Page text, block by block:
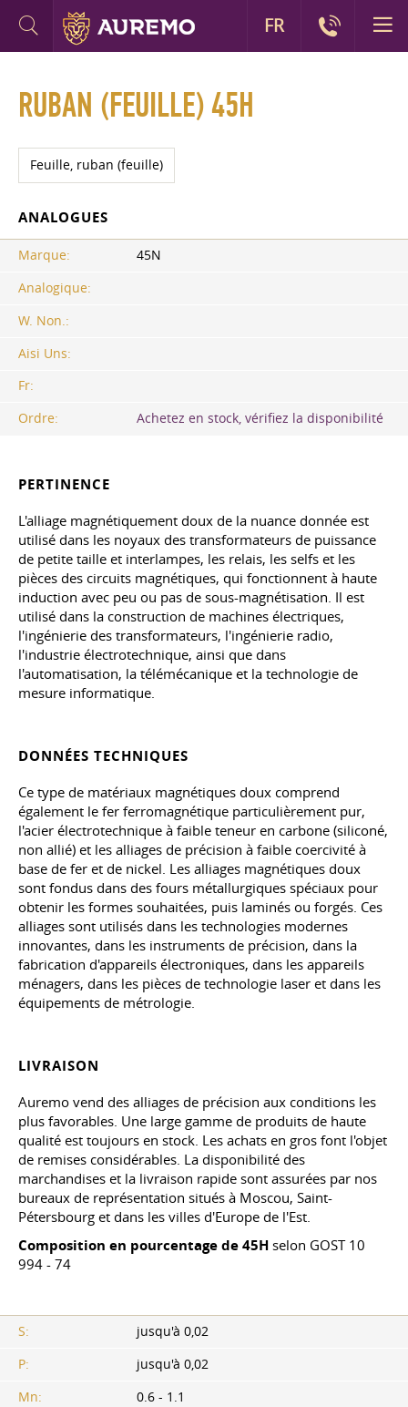
RUBAN (FEUILLE) 45H
Feuille, ruban (feuille)
ANALOGUES
Marque:
45N
Analogique:
W. Non.:
Aisi Uns:
Fr:
Ordre:
Achetez en stock, vérifiez la disponibilité
PERTINENCE
L'alliage magnétiquement doux de la nuance donnée est
utilisé dans les noyaux des transformateurs de puissance
de petite taille et interlampes, les relais, les selfs et les
pièces des circuits magnétiques, qui fonctionnent à haute
induction avec peu ou pas de sous-magnétisation. Il est
utilisé dans la construction de machines électriques,
l'ingénierie des transformateurs, l'ingénierie radio,
l'industrie électrotechnique, ainsi que dans
l'automatisation, la télémécanique et la technologie de
mesure informatique.
DONNÉES TECHNIQUES
Ce type de matériaux magnétiques doux comprend
également le fer ferromagnétique particulièrement pur,
l'acier électrotechnique à faible teneur en carbone (siliconé,
non allié) et les alliages de précision à faible coercivité à
base de fer et de nickel. Les alliages magnétiques doux
sont fondus dans des fours métallurgiques spéciaux pour
obtenir les formes souhaitées, puis laminés ou forgés. Ces
alliages sont utilisés dans les technologies modernes
innovantes, dans les instruments de précision, dans la
fabrication d'appareils électroniques, dans les appareils
ménagers, dans les pièces de technologie laser et dans les
équipements de métrologie.
LIVRAISON
Auremo vend des alliages de précision aux conditions les
plus favorables. Une large gamme de produits de haute
qualité est toujours en stock. Les achats en gros font l'objet
de remises considérables. La disponibilité des
marchandises et la livraison rapide sont assurées par nos
bureaux de représentation situés à Moscou, Saint-
Pétersbourg et dans les villes d'Europe de l'Est.
Composition en pourcentage de 45H selon GOST 10
994 - 74
S:
jusqu'à 0,02
P:
jusqu'à 0,02
Mn:
0.6 - 1.1
FR